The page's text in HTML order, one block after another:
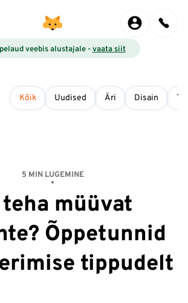
veebis alustajale -vaata siit
Kõik Uudised Äri Disain
5 MIN LUGEMINE
müüvat
Õppetunnid
tippudelt